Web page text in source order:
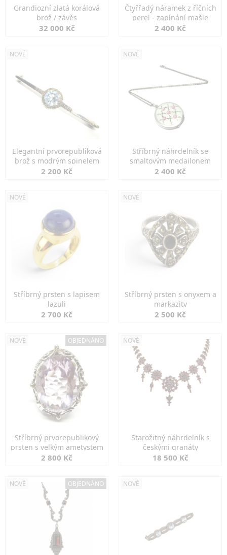
Grandiozní zlatá korálová
brož / závěs
32 000 Kč
Čtyřřadý náramek z říčních
perel - zapínání mašle
2 400 Kč
NOVÉ
Elegantní prvorepubliková
brož s modrým spinelem
2 200 Kč
NOVÉ
Stříbrný náhrdelník se
smaltovým medailonem
2 400 Kč
NOVÉ
Stříbrný prsten s lapisem
lazuli
2 700 Kč
NOVÉ
Stříbrný prsten s onyxem a
markazity
2 500 Kč
NOVÉ OBJEDNÁNO
Stříbrný prvorepublikový
prsten s velkým ametystem
2 800 Kč
NOVÉ
Starožitný náhrdelník s
českými granáty
18 500 Kč
NOVÉ OBJEDNÁNO NOVÉ